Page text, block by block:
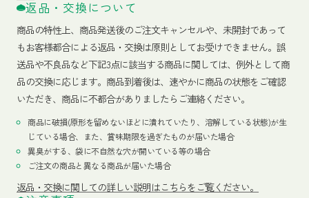
返品・交換について
商品の特性上、商品発送後のご注文キャンセルや、未開封であって
もお客様都合による返品・交換は原則としてお受けできません。誤
送品や不良品など下記3点に該当する商品に関しては、例外として商
品の交換に応じます。商品到着後は、速やかに商品の状態をご確認
いただき、商品に不都合がありましたらご連絡ください。
商品に破損(原形を留めないほどに潰れていたり、溶解している状態)が生
じている場合、また、賞味期限を過ぎたものが届いた場合
異臭がする、袋に不自然な穴が開いている等の場合
ご注文の商品と異なる商品が届いた場合
返品・交換に関しての詳しい説明はこちらをご覧ください。